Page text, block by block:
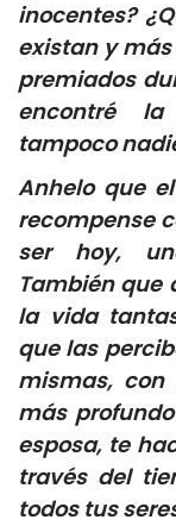
inocentes?
existan y
premiados
encontré
tampoco
Anhelo que
recompense
ser hoy,
También que
la vida
que las
mismas, con
más
esposa, te
través del
todos tus